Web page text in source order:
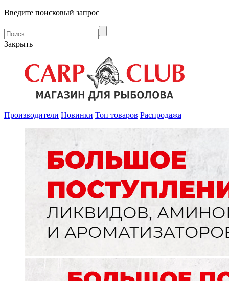
Введите поисковый запрос
Закрыть
Производители Новинки Топ товаров Распродажа